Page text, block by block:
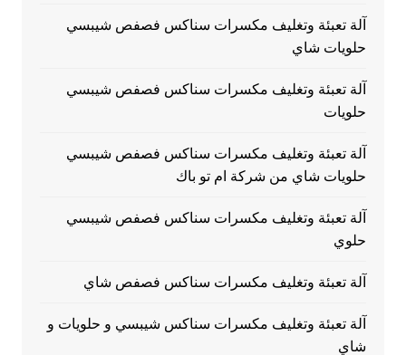
آلة تعبئة وتغليف مكسرات سناكس فصفص شيبسي
حلويات شاي
آلة تعبئة وتغليف مكسرات سناكس فصفص شيبسي
حلويات
آلة تعبئة وتغليف مكسرات سناكس فصفص شيبسي
حلويات شاي من شركة ام تو باك
آلة تعبئة وتغليف مكسرات سناكس فصفص شيبسي
حلوي
آلة تعبئة وتغليف مكسرات سناكس فصفص شاي
آلة تعبئة وتغليف مكسرات سناكس شيبسي و حلويات و
شاي